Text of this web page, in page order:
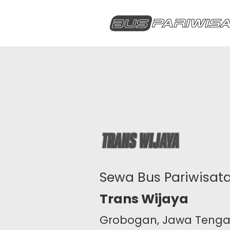
Sewa Bus
Trans Wijaya
Grobogan, Jawa